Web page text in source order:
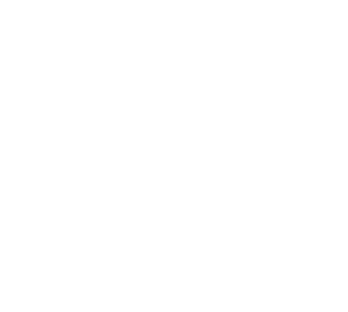
definiert und in den
Es handelt sich sowohl um Ergebnisse
Ergebnisse. Die Forschungs- und
práce ovocnářské (Wissenschaftliche
wissenschaftlichen Arbeiten auf
Zeitschrift, eingetragen in der Liste der
in der Tschechischen Republik verlegt
Abstracts, Plant Breeding Abstracts,
rechtlich geschützte Sorten, bis jetzt
Sorten hat den Rechtschutz in der
Union bekommen. Besonders
auf dem Gebiet des Halbbetriebes und
der Forschung in die Praxis stellt die
– professionelle Obstzüchter übergeben